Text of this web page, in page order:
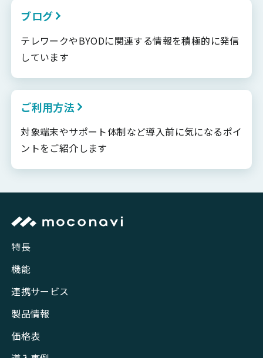
ブログ
テレワークやBYODに関連する情報を積極的に発信
しています
ご利用方法
対象端末やサポート体制など導入前に気になるポイ
ントをご紹介します
特長
機能
連携サービス
製品情報
価格表